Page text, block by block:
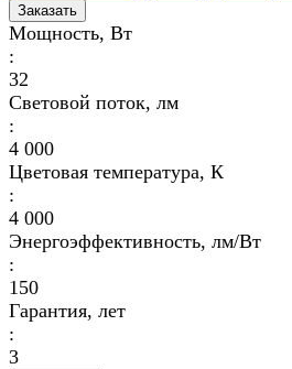
Заказать
Мощность, Вт
:
32
Световой поток, лм
:
4 000
Цветовая температура, К
:
4 000
Энергоэффективность, лм/Вт
:
150
Гарантия, лет
:
3